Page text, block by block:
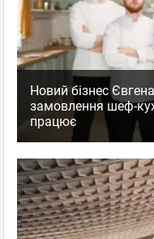
Новий бізнес
замовлення шеф-
працює